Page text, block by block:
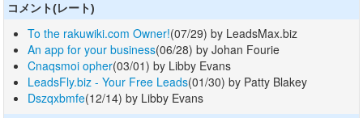
コメント(レート)
To the rakuwiki.com Owner!(07/29) by LeadsMax.biz
An app for your business(06/28) by Johan Fourie
Cnaqsmoi opher(03/01) by Libby Evans
LeadsFly.biz - Your Free Leads(01/30) by Patty Blakey
Dszqxbmfe(12/14) by Libby Evans